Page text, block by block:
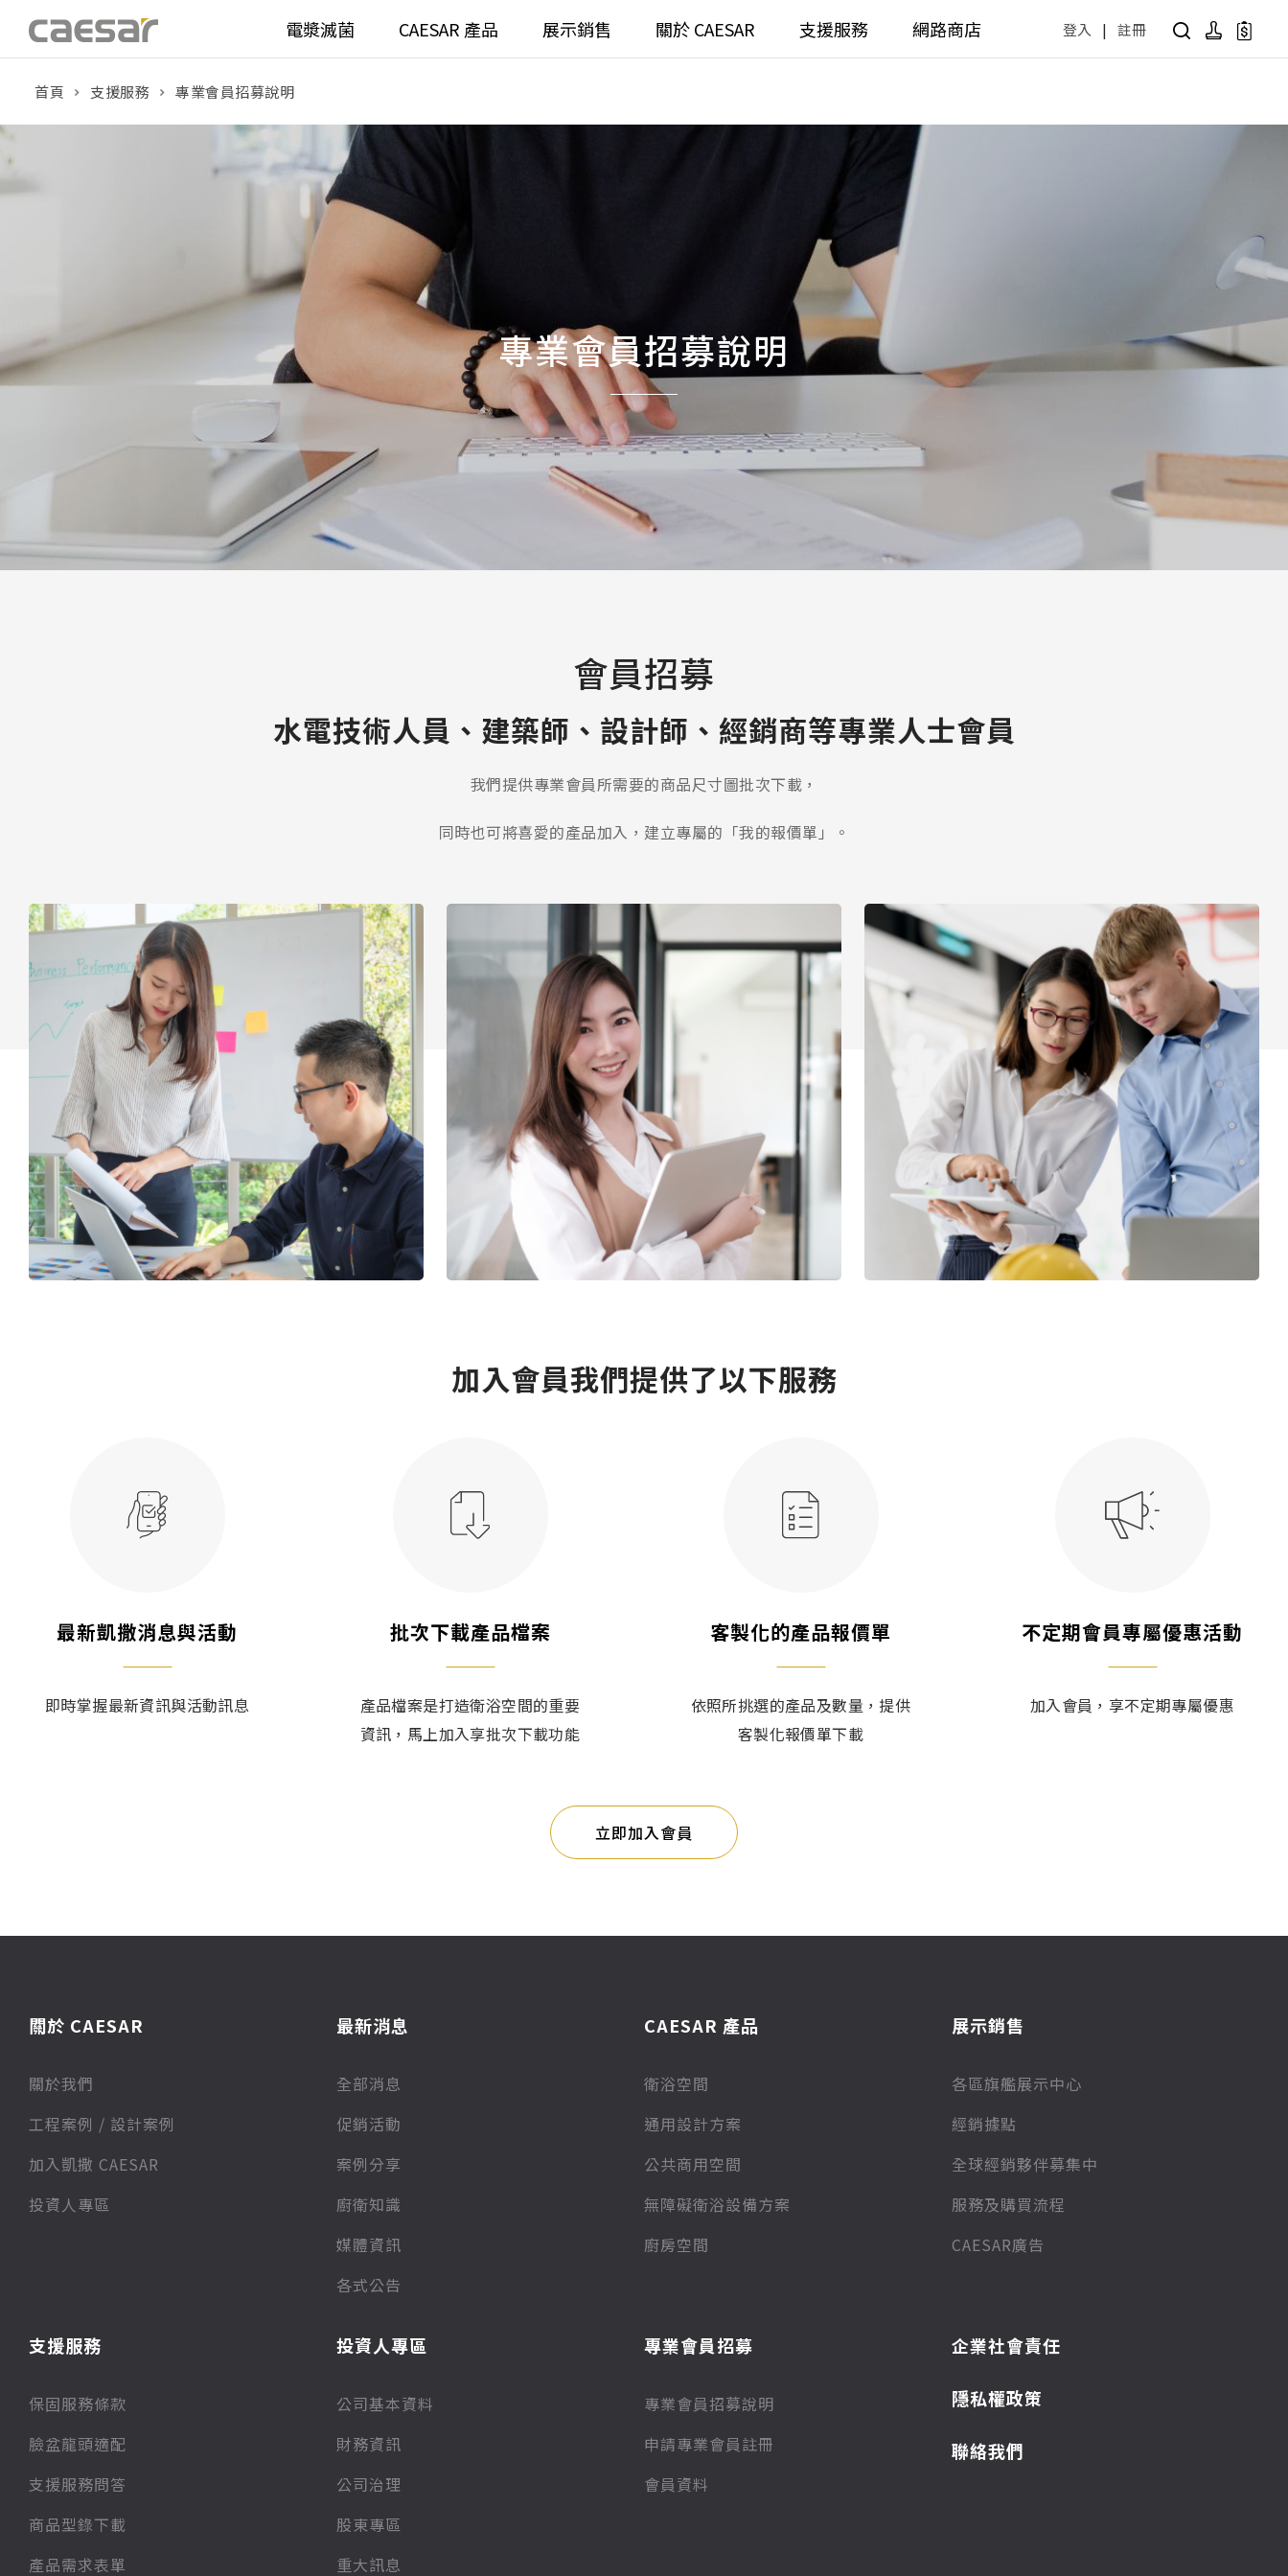
電漿滅菌 CAESAR 產品
面盆(臉盆)浴櫃組
鏡櫃 / 鏡面
整體浴室
全齡 / 樂齡
無障礙衛浴設備方案
無障礙衛浴
廚房盆
展示銷售 關於 CAESAR 支援服務 網路商店 登入 | 註冊
已下架商品 販賣中商品
搜尋產品
首頁 支援服務 專業會員招募說明
專業會員招募說明
會員招募
水電技術人員、建築師、設計師、經銷商等專業人士會員
我們提供專業會員所需要的商品尺寸圖批次下載，
同時也可將喜愛的產品加入，建立專屬的「我的報價單」。
加入會員我們提供了以下服務
最新凱撒消息與活動
即時掌握最新資訊與活動訊息
批次下載產品檔案
產品檔案是打造衛浴空間的重要
資訊，馬上加入享批次下載功能
客製化的產品報價單
依照所挑選的產品及數量，提供
客製化報價單下載
不定期會員專屬優惠活動
加入會員，享不定期專屬優惠
立即加入會員
關於 CAESAR
關於我們
⼯程案例 / 設計案例
加入凱撒 CAESAR
投資人專區
最新消息
全部消息
促銷活動
案例分享
廚衛知識
媒體資訊
各式公告
CAESAR 產品
衛浴空間
通用設計方案
公共商用空間
無障礙衛浴設備方案
廚房空間
展示銷售
各區旗艦展示中心
經銷據點
全球經銷夥伴募集中
服務及購買流程
CAESAR廣告
支援服務
保固服務條款
臉盆龍頭適配
支援服務問答
商品型錄下載
產品需求表單
投資人專區
公司基本資料
財務資訊
公司治理
股東專區
重大訊息
專業會員招募
專業會員招募說明
申請專業會員註冊
會員資料
企業社會責任
隱私權政策
聯絡我們